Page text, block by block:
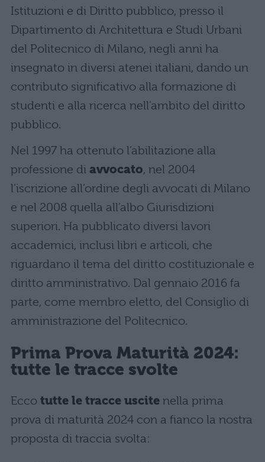
Istituzioni e di Diritto pubblico, presso il
Dipartimento di Architettura e Studi Urbani
del Politecnico di Milano, negli anni ha
insegnato in diversi atenei italiani, dando un
contributo significativo alla formazione di
studenti e alla ricerca nell’ambito del diritto
pubblico.
Nel 1997 ha ottenuto l’abilitazione alla
professione di avvocato, nel 2004
l’iscrizione all’ordine degli avvocati di Milano
e nel 2008 quella all’albo Giurisdizioni
superiori. Ha pubblicato diversi lavori
accademici, inclusi libri e articoli, che
riguardano il tema del diritto costituzionale e
diritto amministrativo. Dal gennaio 2016 fa
parte, come membro eletto, del Consiglio di
amministrazione del Politecnico.
Prima Prova Maturità 2024:
tutte le tracce svolte
Ecco tutte le tracce uscite nella prima
prova di maturità 2024 con a fianco la nostra
proposta di traccia svolta: